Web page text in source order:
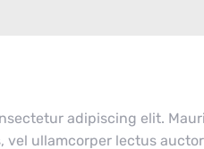
adipiscing elit.
vel ullamcorper lectus